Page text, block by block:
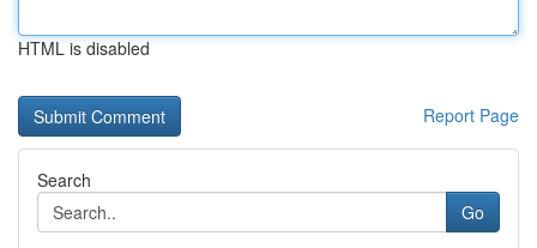
HTML is disabled
Report Page
Search
Go